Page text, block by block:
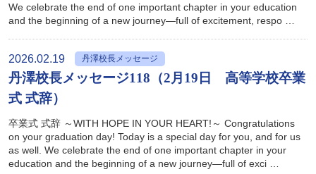
We celebrate the end of one important chapter in your education
and the beginning of a new journey—full of excitement, respo …
2026.02.19 丹澤校長メッセージ
丹澤校長メッセージ118（2月19日 高等学校卒業
式 式辞）
卒業式 式辞 ～WITH HOPE IN YOUR HEART!～ Congratulations
on your graduation day! Today is a special day for you, and for us
as well. We celebrate the end of one important chapter in your
education and the beginning of a new journey—full of exci …